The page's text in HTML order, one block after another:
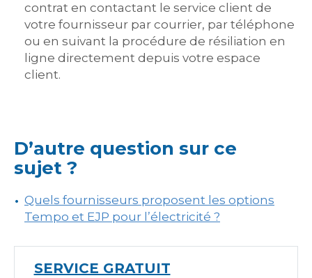
contrat en contactant le service client de
votre fournisseur par courrier, par téléphone
ou en suivant la procédure de résiliation en
ligne directement depuis votre espace
client.
D’autre question sur ce
sujet ?
Quels fournisseurs proposent les options
Tempo et EJP pour l’électricité ?
SERVICE GRATUIT